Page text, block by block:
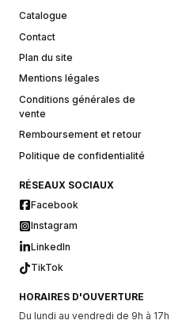
Catalogue
Contact
Plan du site
Mentions légales
Conditions générales de
vente
Remboursement et retour
Politique de confidentialité
RÉSEAUX SOCIAUX
Facebook
Instagram
LinkedIn
TikTok
HORAIRES D'OUVERTURE
Du lundi au vendredi de 9h à 17h